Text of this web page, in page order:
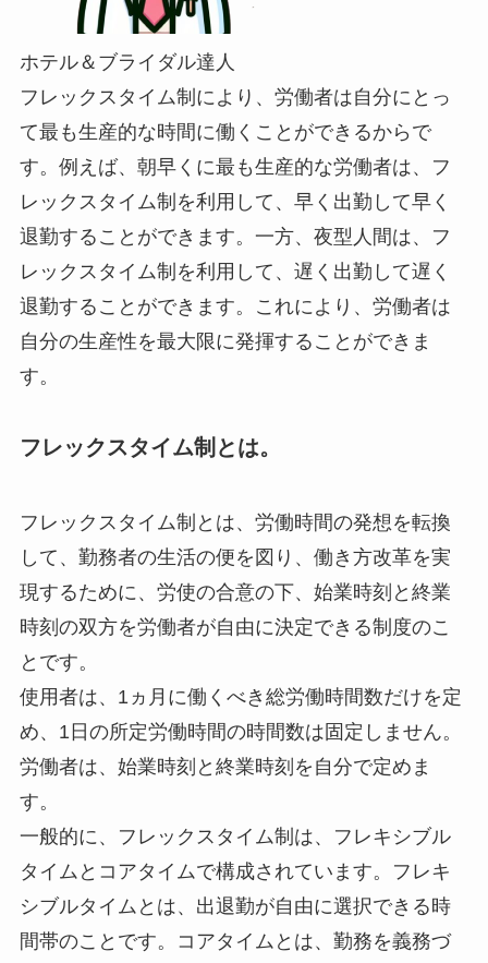
ホテル＆ブライダル達人
フレックスタイム制により、労働者は自分にとっ
て最も生産的な時間に働くことができるからで
す。例えば、朝早くに最も生産的な労働者は、フ
レックスタイム制を利用して、早く出勤して早く
退勤することができます。一方、夜型人間は、フ
レックスタイム制を利用して、遅く出勤して遅く
退勤することができます。これにより、労働者は
自分の生産性を最大限に発揮することができま
す。
フレックスタイム制とは。
フレックスタイム制とは、労働時間の発想を転換
して、勤務者の生活の便を図り、働き方改革を実
現するために、労使の合意の下、始業時刻と終業
時刻の双方を労働者が自由に決定できる制度のこ
とです。
使用者は、1ヵ月に働くべき総労働時間数だけを定
め、1日の所定労働時間の時間数は固定しません。
労働者は、始業時刻と終業時刻を自分で定めま
す。
一般的に、フレックスタイム制は、フレキシブル
タイムとコアタイムで構成されています。フレキ
シブルタイムとは、出退勤が自由に選択できる時
間帯のことです。コアタイムとは、勤務を義務づ